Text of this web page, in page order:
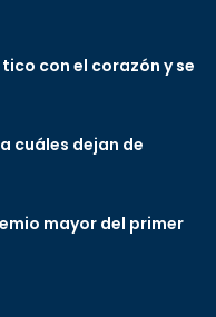
con el corazón y se
cuáles dejan de
mayor del primer